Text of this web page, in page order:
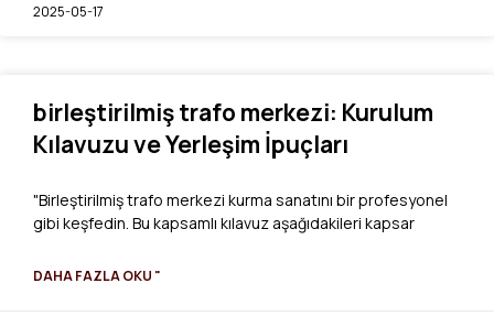
2025-05-17
birleştirilmiş trafo merkezi: Kurulum
Kılavuzu ve Yerleşim İpuçları
"Birleştirilmiş trafo merkezi kurma sanatını bir profesyonel
gibi keşfedin. Bu kapsamlı kılavuz aşağıdakileri kapsar
DAHA FAZLA OKU "